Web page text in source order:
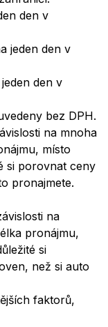
den v
jeden den v
den v
bez DPH.
na mnoha
místo
si porovnat ceny
pronajmete.
na
pronájmu,
si
než si auto
faktorů,